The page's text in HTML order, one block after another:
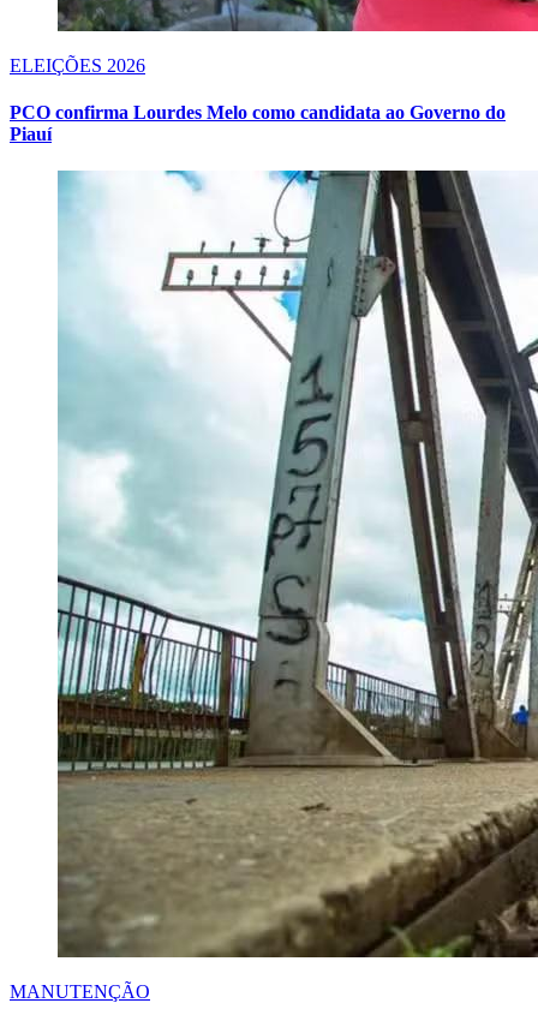
ELEIÇÕES 2026
PCO confirma Lourdes Melo como candidata ao Governo do
Piauí
MANUTENÇÃO